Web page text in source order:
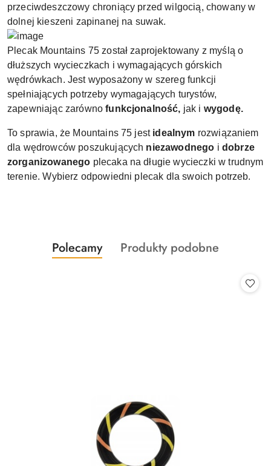
przeciwdeszczowy chroniący przed wilgocią, chowany w
dolnej kieszeni zapinanej na suwak.
Plecak Mountains 75 został zaprojektowany z myślą o
dłuższych wycieczkach i wymagających górskich
wędrówkach. Jest wyposażony w szereg funkcji
spełniających potrzeby wymagających turystów,
zapewniając zarównofunkcjonalność, jak i wygodę.
To sprawia, że Mountains 75 jest idealnym rozwiązaniem
dla wędrowców poszukujących niezawodnego i dobrze
zorganizowanego plecaka na długie wycieczki w trudnym
terenie. Wybierz odpowiedni plecak dla swoich potrzeb.
Pomiń karuzelę produktów
Produkty
o
Polecamy
Produkty
Produkty podobne